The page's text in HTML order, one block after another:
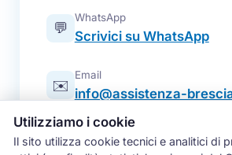
💬
WhatsApp
Scrivici su WhatsApp
✉️
Email
info@assistenza-
📋
Modulo online
Prenota un intervento
Utilizziamo i cookie
Il sito utilizza cookie tecnici e analitici di